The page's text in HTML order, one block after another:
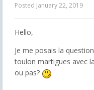
Posted January 22, 2019
Hello,
Je me posais la
toulon martigues avec
ou pas?